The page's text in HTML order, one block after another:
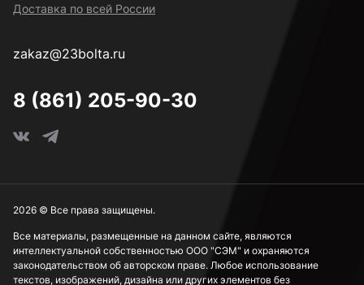
Доставка по всей России
zakaz@23bolta.ru
8 (861) 205-90-30
Все материалы, размещенные на данном сайте, являются
интеллектуальной собственностью ООО "СЭМ" и охраняются
законодательством об авторском праве. Любое использование
текстов, изображений, дизайна или других элементов без
2026 © Все права защищены.